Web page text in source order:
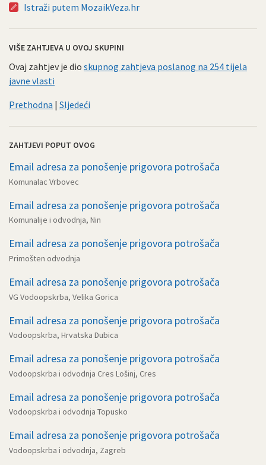
Istraži putem MozaikVeza.hr
VIŠE ZAHTJEVA U OVOJ SKUPINI
Ovaj zahtjev je dio skupnog zahtjeva poslanog na 254 tijela
javne vlasti
Prethodna | Sljedeći
ZAHTJEVI POPUT OVOG
Email adresa za ponošenje prigovora potrošača
Komunalac Vrbovec
Email adresa za ponošenje prigovora potrošača
Komunalije i odvodnja, Nin
Email adresa za ponošenje prigovora potrošača
Primošten odvodnja
Email adresa za ponošenje prigovora potrošača
VG Vodoopskrba, Velika Gorica
Email adresa za ponošenje prigovora potrošača
Vodoopskrba, Hrvatska Dubica
Email adresa za ponošenje prigovora potrošača
Vodoopskrba i odvodnja Cres Lošinj, Cres
Email adresa za ponošenje prigovora potrošača
Vodoopskrba i odvodnja Topusko
Email adresa za ponošenje prigovora potrošača
Vodoopskrba i odvodnja, Zagreb